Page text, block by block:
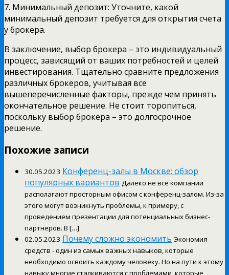
7. Минимальный депозит: Уточните, какой
минимальный депозит требуется для открытия счета
у брокера.
В заключение, выбор брокера – это индивидуальный
процесс, зависящий от ваших потребностей и целей
инвестирования. Тщательно сравните предложения
различных брокеров, учитывая все
вышеперечисленные факторы, прежде чем принять
окончательное решение. Не стоит торопиться,
поскольку выбор брокера – это долгосрочное
решение.
Похожие записи
30.05.2023 Конференц-залы в Москве: обзор
популярных вариантов Далеко не все компании
располагают просторным офисом с конференц-залом. Из-за
этого могут возникнуть проблемы, к примеру, с
проведением презентации для потенциальных бизнес-
партнеров. В […]
02.05.2023 Почему сложно экономить Экономия
средств - один из самых важных навыков, которые
необходимо освоить каждому человеку. Но на пути к этому
навыку многие сталкиваются с проблемами, которые